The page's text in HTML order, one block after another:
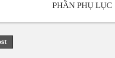
PHẦN PHỤ LỤC